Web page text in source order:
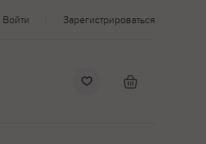
Войти Зарегистрироваться